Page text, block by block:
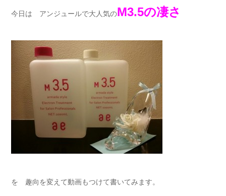
今日は アンジュールで大人気のM3.5の凄さ
を 趣向を変えて動画もつけて書いてみます。